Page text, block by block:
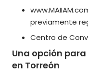
previamente
Centro de
Una opción
en Torreón